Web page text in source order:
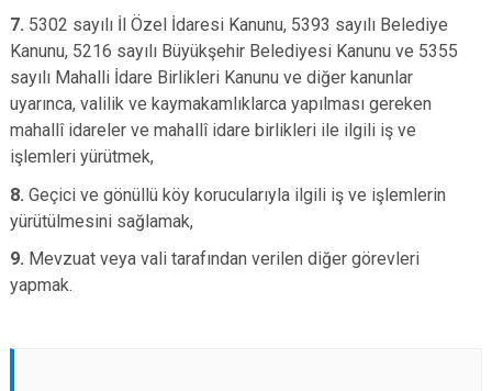
7. 5302 sayılı İl Özel İdaresi Kanunu, 5393 sayılı Belediye
Kanunu, 5216 sayılı Büyükşehir Belediyesi Kanunu ve 5355
sayılı Mahalli İdare Birlikleri Kanunu ve diğer kanunlar
uyarınca, valilik ve kaymakamlıklarca yapılması gereken
mahallî idareler ve mahallî idare birlikleri ile ilgili iş ve
işlemleri yürütmek,
8. Geçici ve gönüllü köy korucularıyla ilgili iş ve işlemlerin
yürütülmesini sağlamak,
9. Mevzuat veya vali tarafından verilen diğer görevleri
yapmak.